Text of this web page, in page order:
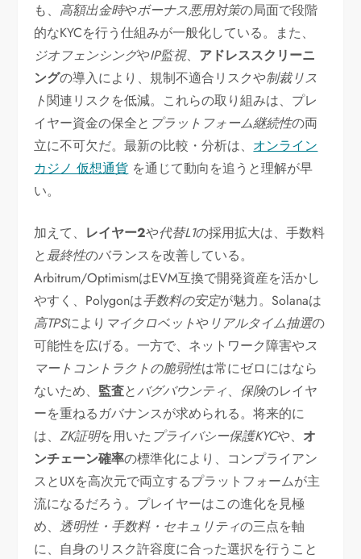
も、 高額出金時やボーナス悪用対策の局面で段階
的なKYCを行う仕組みが一般化している。また、
ジオフェンシングやIP監視、 アドレススクリーニ
ングの導入により、規制不適合リスクや制裁リス
ト関連リスクを低減。これらの取り組みは、プレ
イヤー資金の保全と プラットフォーム継続性の両
立に不可欠だ。最新の比較・分析は、 オンライン
カジノ 仮想通貨 を通じて動向を追うと理解が早
い。
加えて、 レイヤー2や代替L1の採用拡大は、手数料
と最終性のバランスを改善している。
Arbitrum/OptimismはEVM互換で開発資産を活かし
やすく、Polygonは手数料の安定が魅力。Solanaは
高TPSにより マイクロベットや リアルタイム抽選の
可能性を広げる。一方で、ネットワーク障害やス
マートコントラクトの脆弱性は常にゼロにはなら
ないため、監査とバグバウンティ、 保険のレイヤ
ーを重ねるガバナンスが求められる。将来的に
は、ZK証明を用いた プライバシー保護KYCや、 オ
ンチェーン確率の標準化により、コンプライアン
スとUXを高次元で両立するプラットフォームが主
流になるだろう。プレイヤーはこの進化を見極
め、透明性・手数料・セキュリティの三点を軸
に、自身のリスク許容度に合った選択を行うこと